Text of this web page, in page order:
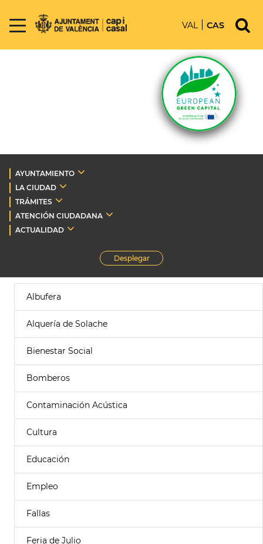
VAL CAS
AYUNTAMIENTO
LA CIUDAD
TRÁMITES
ATENCIÓN CIUDADANA
ACTUALIDAD
Desplegar
Albufera
Alquería de Solache
Bienestar Social
Bomberos
Contaminación Acústica
Cultura
Educación
Empleo
Fallas
Feria de Julio